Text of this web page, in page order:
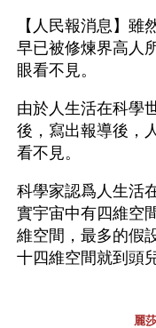
【人民報消息】雖
早已被修煉界高人
眼看不見。
由於人生活在科學
後，寫出報導後，
看不見。
科學家認爲人生活
實宇宙中有四維空
維空間，最多的假
十四維空間就到頭
麗